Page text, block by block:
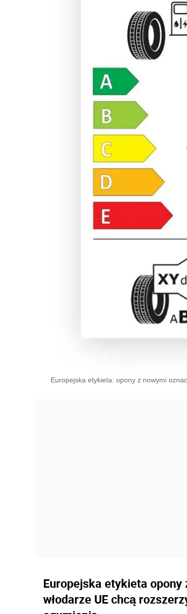
Europejska etykieta: opony z nowymi
Europejska etykieta opony
włodarze UE chcą